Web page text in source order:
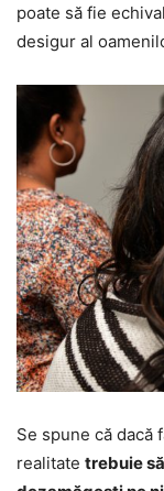
poate să fie
desigur al
Se spune că dacă
realitate trebuie